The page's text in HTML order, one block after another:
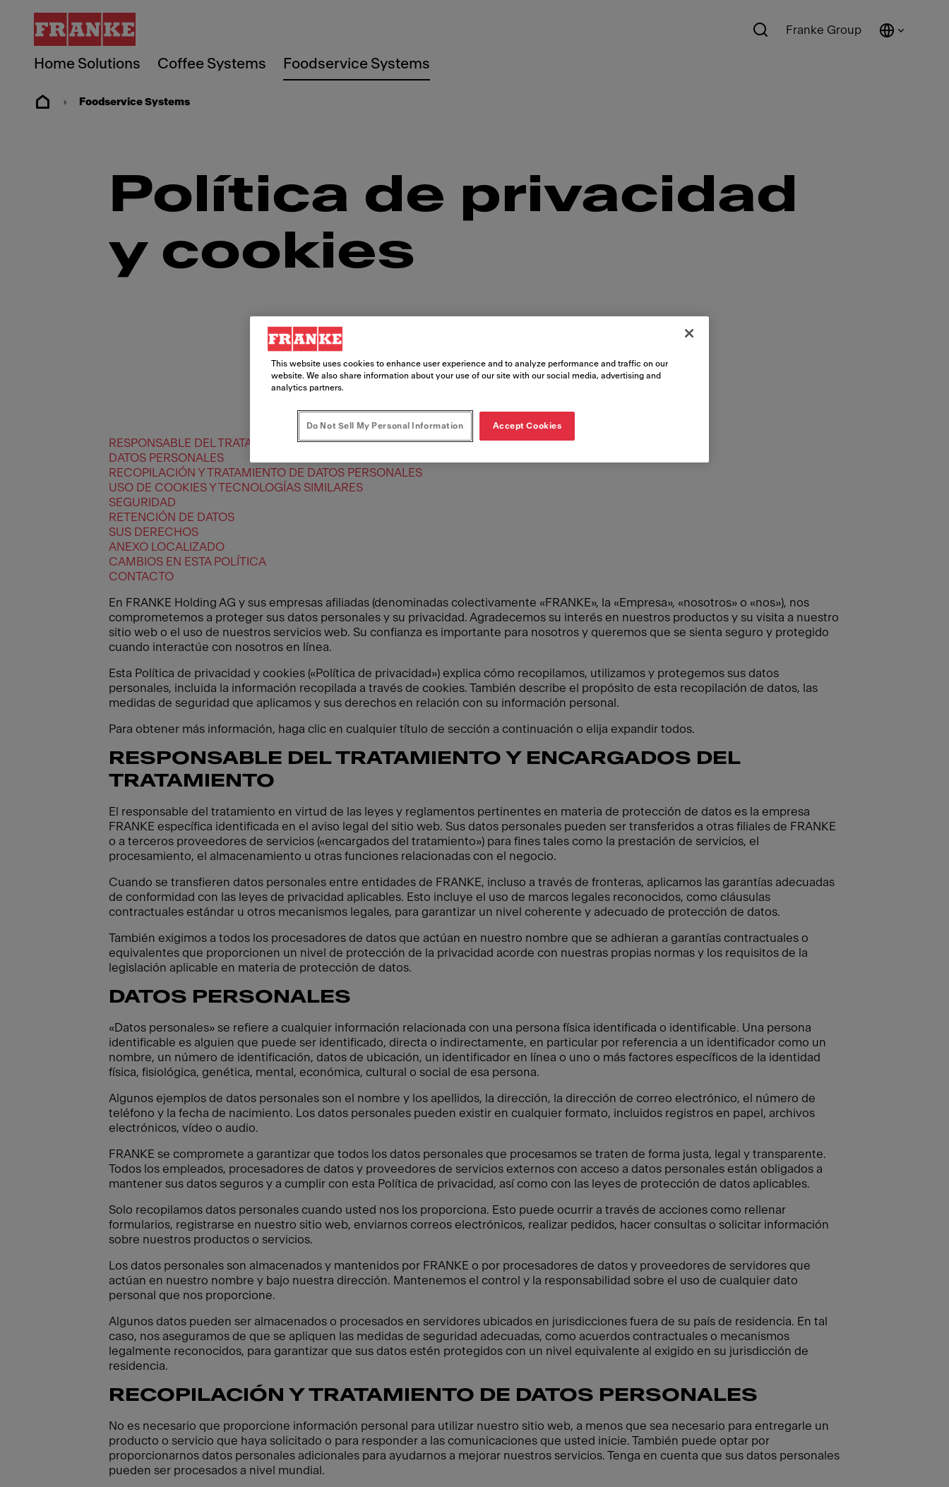
Home Solutions Coffee Systems Foodservice Systems
Franke Group
Foodservice Systems
Política de privacidad
y cookies
RESPONSABLE DEL TRATAMIENTO Y ENCARGADOS DEL TRATAMIENTO
DATOS PERSONALES
RECOPILACIÓN Y TRATAMIENTO DE DATOS PERSONALES
USO DE COOKIES Y TECNOLOGÍAS SIMILARES
SEGURIDAD
RETENCIÓN DE DATOS
SUS DERECHOS
ANEXO LOCALIZADO
CAMBIOS EN ESTA POLÍTICA
CONTACTO
En FRANKE Holding AG y sus empresas afiliadas (denominadas colectivamente «FRANKE», la «Empresa», «nosotros» o «nos»), nos
comprometemos a proteger sus datos personales y su privacidad. Agradecemos su interés en nuestros productos y su visita a nuestro
sitio web o el uso de nuestros servicios web. Su confianza es importante para nosotros y queremos que se sienta seguro y protegido
cuando interactúe con nosotros en línea.
Esta Política de privacidad y cookies («Política de privacidad») explica cómo recopilamos, utilizamos y protegemos sus datos
personales, incluida la información recopilada a través de cookies. También describe el propósito de esta recopilación de datos, las
medidas de seguridad que aplicamos y sus derechos en relación con su información personal.
Para obtener más información, haga clic en cualquier título de sección a continuación o elija expandir todos.
RESPONSABLE DEL TRATAMIENTO Y ENCARGADOS DEL
TRATAMIENTO
El responsable del tratamiento en virtud de las leyes y reglamentos pertinentes en materia de protección de datos es la empresa
FRANKE específica identificada en el aviso legal del sitio web. Sus datos personales pueden ser transferidos a otras filiales de FRANKE
o a terceros proveedores de servicios («encargados del tratamiento») para fines tales como la prestación de servicios, el
procesamiento, el almacenamiento u otras funciones relacionadas con el negocio.
Cuando se transfieren datos personales entre entidades de FRANKE, incluso a través de fronteras, aplicamos las garantías adecuadas
de conformidad con las leyes de privacidad aplicables. Esto incluye el uso de marcos legales reconocidos, como cláusulas
contractuales estándar u otros mecanismos legales, para garantizar un nivel coherente y adecuado de protección de datos.
También exigimos a todos los procesadores de datos que actúan en nuestro nombre que se adhieran a garantías contractuales o
equivalentes que proporcionen un nivel de protección de la privacidad acorde con nuestras propias normas y los requisitos de la
legislación aplicable en materia de protección de datos.
DATOS PERSONALES
«Datos personales» se refiere a cualquier información relacionada con una persona física identificada o identificable. Una persona
identificable es alguien que puede ser identificado, directa o indirectamente, en particular por referencia a un identificador como un
nombre, un número de identificación, datos de ubicación, un identificador en línea o uno o más factores específicos de la identidad
física, fisiológica, genética, mental, económica, cultural o social de esa persona.
Algunos ejemplos de datos personales son el nombre y los apellidos, la dirección, la dirección de correo electrónico, el número de
teléfono y la fecha de nacimiento. Los datos personales pueden existir en cualquier formato, incluidos registros en papel, archivos
electrónicos, vídeo o audio.
FRANKE se compromete a garantizar que todos los datos personales que procesamos se traten de forma justa, legal y transparente.
Todos los empleados, procesadores de datos y proveedores de servicios externos con acceso a datos personales están obligados a
mantener sus datos seguros y a cumplir con esta Política de privacidad, así como con las leyes de protección de datos aplicables.
Solo recopilamos datos personales cuando usted nos los proporciona. Esto puede ocurrir a través de acciones como rellenar
formularios, registrarse en nuestro sitio web, enviarnos correos electrónicos, realizar pedidos, hacer consultas o solicitar información
sobre nuestros productos o servicios.
Los datos personales son almacenados y mantenidos por FRANKE o por procesadores de datos y proveedores de servidores que
actúan en nuestro nombre y bajo nuestra dirección. Mantenemos el control y la responsabilidad sobre el uso de cualquier dato
personal que nos proporcione.
Algunos datos pueden ser almacenados o procesados en servidores ubicados en jurisdicciones fuera de su país de residencia. En tal
caso, nos aseguramos de que se apliquen las medidas de seguridad adecuadas, como acuerdos contractuales o mecanismos
legalmente reconocidos, para garantizar que sus datos estén protegidos con un nivel equivalente al exigido en su jurisdicción de
residencia.
RECOPILACIÓN Y TRATAMIENTO DE DATOS PERSONALES
No es necesario que proporcione información personal para utilizar nuestro sitio web, a menos que sea necesario para entregarle un
producto o servicio que haya solicitado o para responder a las comunicaciones que usted inicie. También puede optar por
proporcionarnos datos personales adicionales para ayudarnos a mejorar nuestros servicios. Tenga en cuenta que sus datos personales
pueden ser procesados a nivel mundial.
This website uses cookies to enhance user experience and to analyze performance and traffic on our
website. We also share information about your use of our site with our social media, advertising and
analytics partners.
Do Not Sell My Personal Information Accept Cookies